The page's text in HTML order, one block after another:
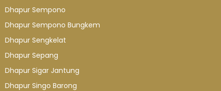
Dhapur Sempono
Dhapur Sempono Bungkem
Dhapur Sengkelat
Dhapur Sepang
Dhapur Sigar Jantung
Dhapur Singo Barong